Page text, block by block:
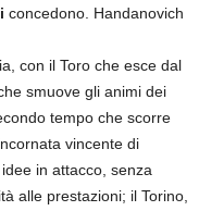
concedono. Handanovich
con il Toro che esce dal
smuove gli animi dei
tempo che scorre
vincente di
in attacco, senza
alle prestazioni; il Torino,